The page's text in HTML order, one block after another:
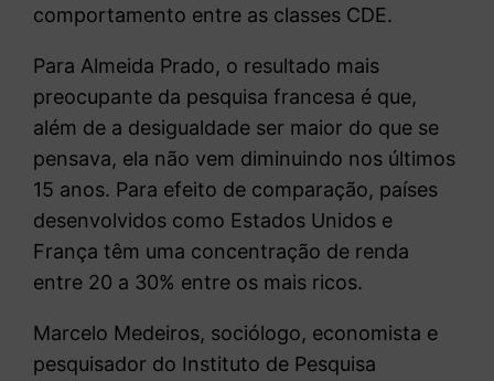
comportamento entre as classes CDE.
Para Almeida Prado, o resultado mais
preocupante da pesquisa francesa é que,
além de a desigualdade ser maior do que se
pensava, ela não vem diminuindo nos últimos
15 anos. Para efeito de comparação, países
desenvolvidos como Estados Unidos e
França têm uma concentração de renda
entre 20 a 30% entre os mais ricos.
Marcelo Medeiros, sociólogo, economista e
pesquisador do Instituto de Pesquisa